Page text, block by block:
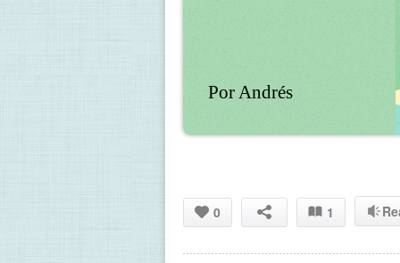
Por Andrés
0 1